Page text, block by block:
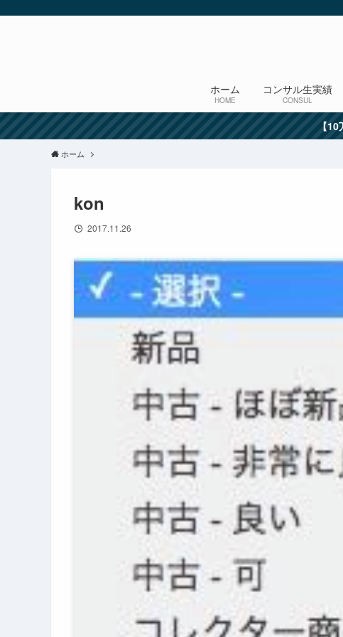
ホーム
HOME
コンサル生実績
CONSUL
【10
ホーム
kon
2017.11.26